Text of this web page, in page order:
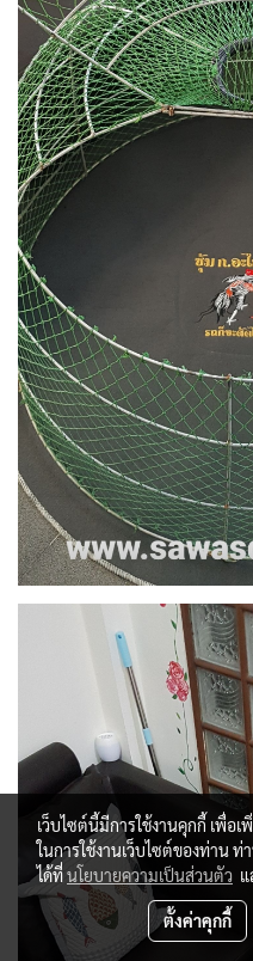
เว็บไซต์นี้มีการใช้งานคุกกี้ เพื่
ในการใช้งานเว็บไซต์ของท่าน
ได้ที่นโยบายความเป็นส่วนตัว
ตั้งค่าคุกกี้